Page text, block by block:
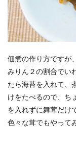
佃煮の作り方ですが
みりん２の割合でい
たら海苔を入れて、
けをたべるので、ち
を入れずに舞茸だけ
色々な茸でもやって